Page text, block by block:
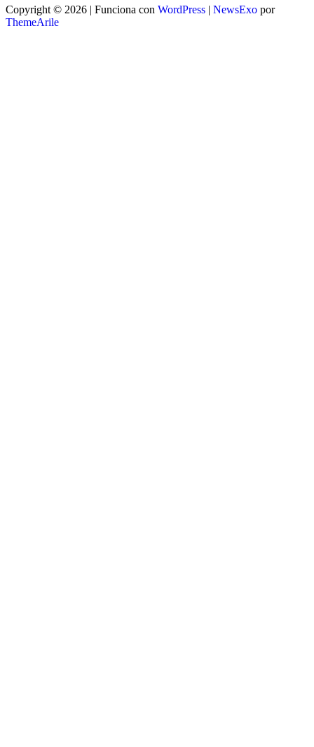
Copyright © 2026 | Funciona con WordPress | NewsExo por
ThemeArile